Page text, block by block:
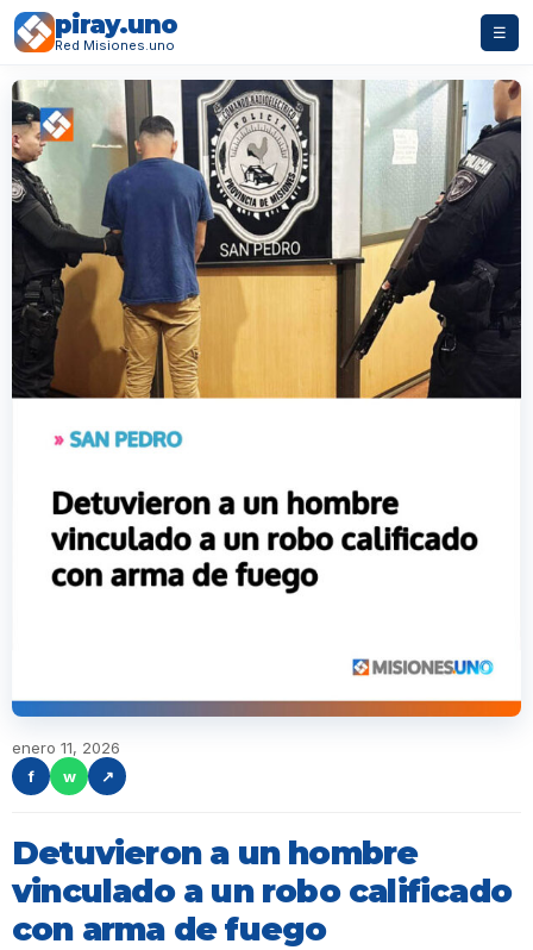
piray.uno
Red Misiones.uno
☰
enero 11, 2026
f
w ↗
Detuvieron a un hombre
vinculado a un robo calificado
con arma de fuego